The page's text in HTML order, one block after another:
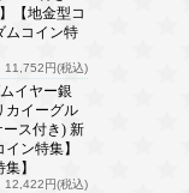
【地金型コ
ムコイン特
11,752円(税込)
ムイヤー銀
カイーグル
ース付き) 新
ン特集】
】
12,422円(税込)